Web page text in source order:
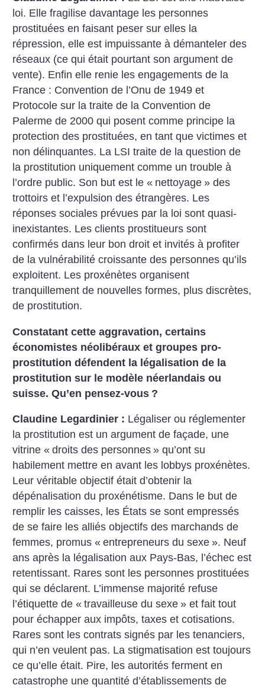
loi. Elle fragilise davantage les personnes
prostituées en faisant peser sur elles la
répression, elle est impuissante à démanteler des
réseaux (ce qui était pourtant son argument de
vente). Enfin elle renie les engagements de la
France : Convention de l’Onu de 1949 et
Protocole sur la traite de la Convention de
Palerme de 2000 qui posent comme principe la
protection des prostituées, en tant que victimes et
non délinquantes. La LSI traite de la question de
la prostitution uniquement comme un trouble à
l’ordre public. Son but est le « nettoyage » des
trottoirs et l’expulsion des étrangères. Les
réponses sociales prévues par la loi sont quasi-
inexistantes. Les clients prostitueurs sont
confirmés dans leur bon droit et invités à profiter
de la vulnérabilité croissante des personnes qu’ils
exploitent. Les proxénètes organisent
tranquillement de nouvelles formes, plus discrètes,
de prostitution.
Constatant cette aggravation, certains
économistes néolibéraux et groupes pro-
prostitution défendent la légalisation de la
prostitution sur le modèle néerlandais ou
suisse. Qu’en pensez-vous ?
Claudine Legardinier : Légaliser ou réglementer
la prostitution est un argument de façade, une
vitrine « droits des personnes » qu’ont su
habilement mettre en avant les lobbys proxénètes.
Leur véritable objectif était d’obtenir la
dépénalisation du proxénétisme. Dans le but de
remplir les caisses, les États se sont empressés
de se faire les alliés objectifs des marchands de
femmes, promus « entrepreneurs du sexe ». Neuf
ans après la légalisation aux Pays-Bas, l’échec est
retentissant. Rares sont les personnes prostituées
qui se déclarent. L’immense majorité refuse
l’étiquette de « travailleuse du sexe » et fait tout
pour échapper aux impôts, taxes et cotisations.
Rares sont les contrats signés par les tenanciers,
qui n’en veulent pas. La stigmatisation est toujours
ce qu’elle était. Pire, les autorités ferment en
catastrophe une quantité d’établissements de